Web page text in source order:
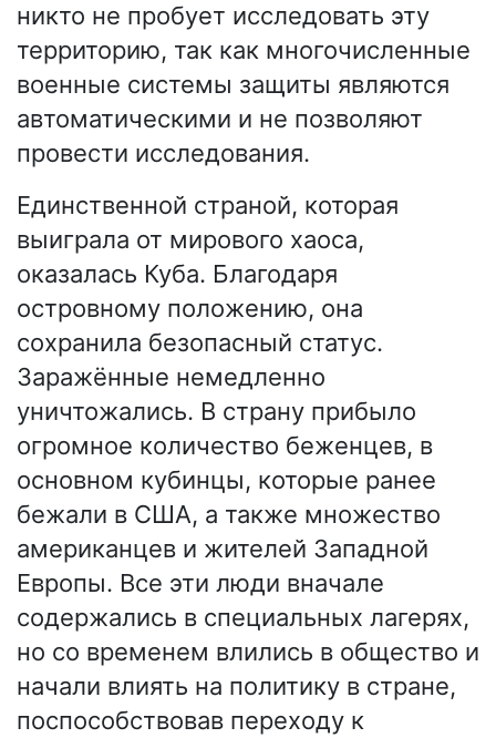
никто не пробует исследовать эту
территорию, так как многочисленные
военные системы защиты являются
автоматическими и не позволяют
провести исследования.
Единственной страной, которая
выиграла от мирового хаоса,
оказалась Куба. Благодаря
островному положению, она
сохранила безопасный статус.
Заражённые немедленно
уничтожались. В страну прибыло
огромное количество беженцев, в
основном кубинцы, которые ранее
бежали в США, а также множество
американцев и жителей Западной
Европы. Все эти люди вначале
содержались в специальных лагерях,
но со временем влились в общество и
начали влиять на политику в стране,
поспособствовав переходу к